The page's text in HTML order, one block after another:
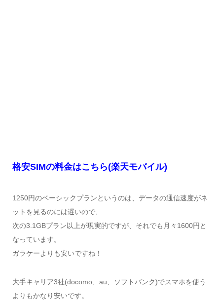
格安SIMの料金はこちら(楽天モバイル)
1250円のベーシックプランというのは、データの通信速度がネ
ットを見るのには遅いので、
次の3.1GBプラン以上が現実的ですが、それでも月々1600円と
なっています。
ガラケーよりも安いですね！
大手キャリア3社(docomo、au、ソフトバンク)でスマホを使う
よりもかなり安いです。